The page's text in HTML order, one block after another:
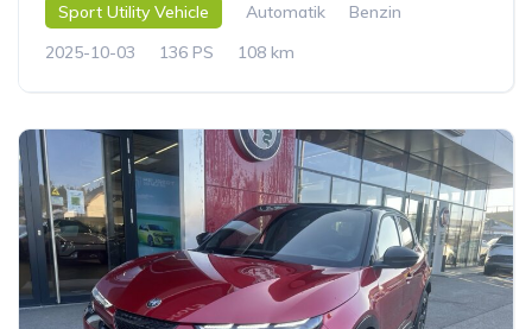
Sport Utility Vehicle Automatik
Benzin
2025-10-03
136 PS 108 km